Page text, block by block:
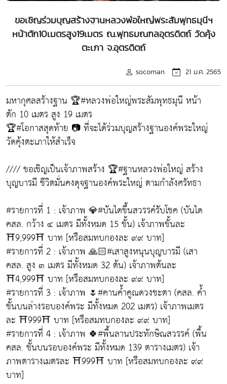
ขอเชิญร่วมบุญสร้างฐานหลวงพ่อใหญ่พระสัมพุทธมุนีฯ
หน้าตัก10เมตรสูง19เมตร ณ.พุทธมณฑลอุตรดิตถ์ วัดคุ้ง
ตะเภา จ.อุตรดิตถ์
socoman 21 ม.ค. 2565
มหากุศลสร้างฐาน 🏆#หลวงพ่อใหญ่พระสัมพุทธมุนี หน้า
ตัก 10 เมตร สูง 19 เมตร
🏆#โอกาสสุดท้าย 📷 ที่จะได้ร่วมบุญสร้างฐานองค์พระใหญ่
วัดคุ้งตะเภาให้สำเร็จ
//// ขอเชิญเป็นเจ้าภาพสร้าง 🏆#ฐานหลวงพ่อใหญ่ สร้าง
บุญบารมี ชีวิตมั่นคงดุจฐานองค์พระใหญ่ ตามกำลังศรัทธา
#รายการที่ 1 : เจ้าภาพ 💎#บันไดขึ้นสวรรค์รับโชค (บันได
คสล. กว้าง ๔ เมตร มีทั้งหมด 15 ขั้น) เจ้าภาพขั้นละ
⛩9,999⛩ บาท [หรือสมทบกองละ ๙๙ บาท]
#รายการที่ 2 : เจ้าภาพ 🙏🏻#เสาสูงหนุนบุญบารมี (เสา
คสล. สูง ๓ เมตร มีทั้งหมด 32 ต้น) เจ้าภาพต้นละ
⛩4,999⛩ บาท [หรือสมทบกองละ ๙๙ บาท]
#รายการที่ 3 : เจ้าภาพ 🌷#คานค้ำคูณดวงชะตา (คสล. ค้ำ
ชั้นบนล่างรอบองค์พระ มีทั้งหมด 202 เมตร) เจ้าภาพเมตร
ละ ⛩999⛩ บาท [หรือสมทบกองละ ๙๙ บาท]
#รายการที่ 4 : เจ้าภาพ 🍀#พื้นลานประทักษิณสวรรค์ (พื้น
คสล. ชั้นบนรอบองค์พระ มีทั้งหมด 139 ตารางเมตร) เจ้า
ภาพตารางเมตรละ ⛩999⛩ บาท [หรือสมทบกองละ ๙๙
บาท]